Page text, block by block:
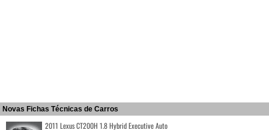
Novas Fichas Técnicas de Carros
2011 Lexus CT200H 1.8 Hybrid Executive Auto